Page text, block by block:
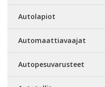
Autolapiot
Automaattiavaajat
Autopesuvarusteet